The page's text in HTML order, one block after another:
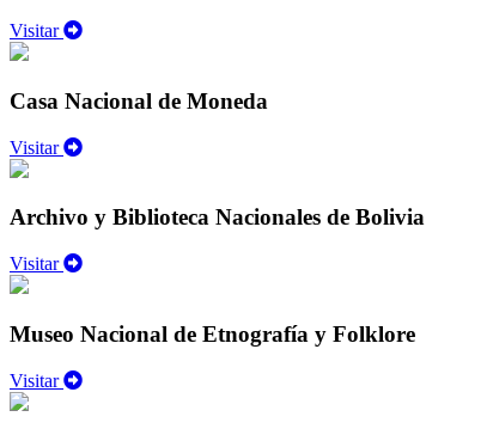
Visitar
Casa Nacional de Moneda
Visitar
Archivo y Biblioteca Nacionales de Bolivia
Visitar
Museo Nacional de Etnografía y Folklore
Visitar